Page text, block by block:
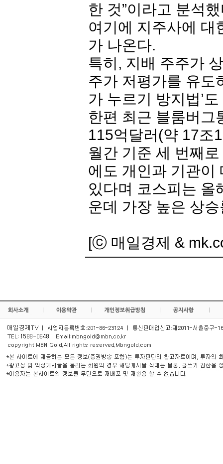
한 것”이라고 분석
여기에 지주사에 대
가 나온다.
특히, 지배 주주가
주가 저평가를 유도
가 누르기 방지법’
한편 최근 블룸버그
115억달러(약 17조
월간 기준 세 번째
에도 개인과 기관이
있다며 코스피는 올
운데 가장 높은 상
[ⓒ 매일경제 &